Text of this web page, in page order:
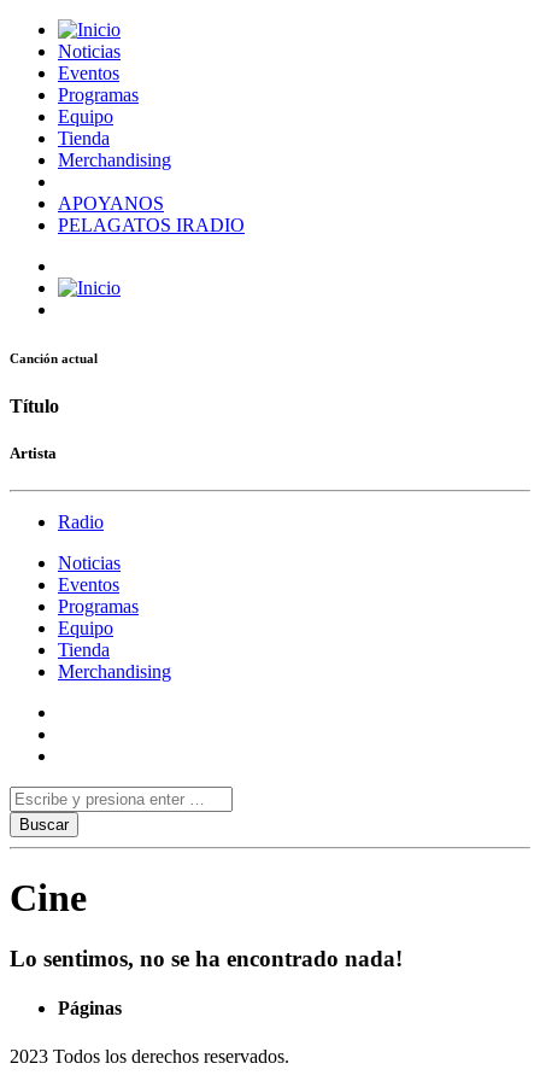
Noticias
Eventos
Programas
Equipo
Tienda
Merchandising
APOYANOS
PELAGATOS IRADIO
Canción actual
Título
Artista
Radio
Noticias
Eventos
Programas
Equipo
Tienda
Merchandising
Cine
Lo sentimos, no se ha encontrado nada!
Páginas
2023 Todos los derechos reservados.